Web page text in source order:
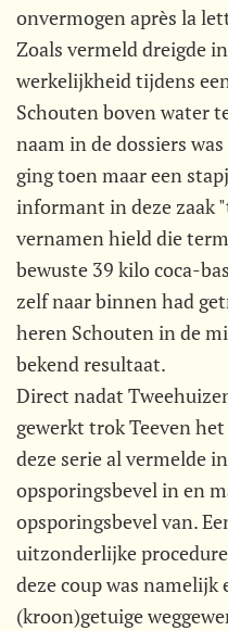
onvermogen après la
Zoals vermeld dreigde
werkelijkheid tijdens
Schouten boven water
naam in de dossiers
ging toen maar een
informant in deze zaak
vernamen hield die
bewuste 39 kilo coca-
zelf naar binnen had
heren Schouten in de
bekend resultaat.
Direct nadat
gewerkt trok Teeven
deze serie al vermelde
opsporingsbevel in en
opsporingsbevel van.
uitzonderlijke
deze coup was namelijk
(kroon)getuige